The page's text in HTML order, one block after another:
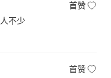
首赞
不少
首赞